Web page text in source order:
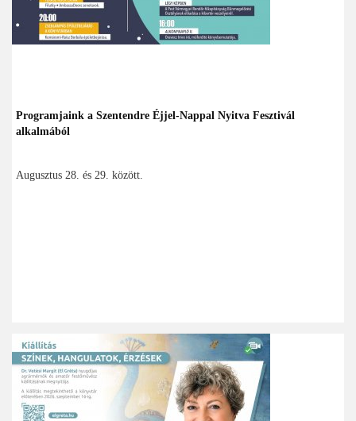
Programjaink a Szentendre Éjjel-Nappal Nyitva Fesztivál
alkalmából
Augusztus 28. és 29. között.